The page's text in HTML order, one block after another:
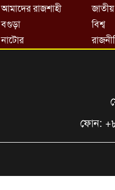
আমাদের রাজশাহী
বগুড়া
নাটোর
জাতীয়
বিশ্ব
ফোন: